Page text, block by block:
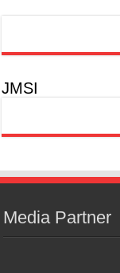
JMSI
Media Partner